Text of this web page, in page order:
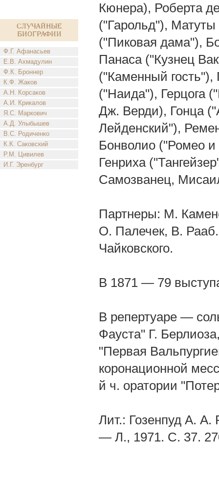
Случайные
биографии
Ф.Г. Афанасьев
Е.В. Ахмадулин
Ф.К. Броннер
К.Ф. Жаков
А.Н. Корсаков
А.И. Крикалов
Я.С. Маркович
А.Д. Улыбышев
В.С. Родиченко
К.К. Саковский
Р.М. Цивилев
И.Г. Эренбург
Кюнера), Роберта
("Гарольд"), Матуты
("Пиковая дама"),
Панаса ("Кузнец
("Каменный
("Наида"), Герцога
Дж. Верди), Гонца
Лейденский"),
Бонволио ("Ромео и
Генриха
Самозванец,
Партнеры: М.
О. Палечек, В.
Чайковского.
В 1871 — 79
В репертуаре —
Фауста" Г.
"Первая
коронационной
й ч. оратории
Лит.: Гозенпуд А. А.
— Л., 1971. С. 37.